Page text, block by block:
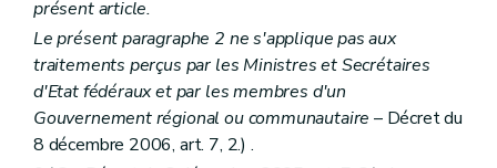
Art. L2113-1
Art. L2113-2
Art. L2113-3
Titre II Administration des agglomérations et des fédérations de communes
Chapitre premier Le personnel
Art. L2121-1
Art. L2121-2
présent article.
Le présent paragraphe 2 ne s'applique pas aux
traitements perçus par les Ministres et Secrétaires
d'Etat fédéraux et par les membres d'un
Gouvernement régional ou communautaire – Décret du
8 décembre 2006, art. 7, 2.) .